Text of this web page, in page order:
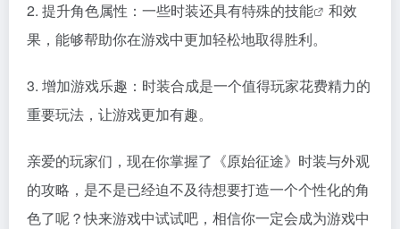
2. 提升角色属性：一些时装还具有特殊的技能
和效
果，能够帮助你在游戏中更加轻松地取得胜利。
3. 增加游戏乐趣：时装合成是一个值得玩家花费精力的
重要玩法，让游戏更加有趣。
亲爱的玩家们，现在你掌握了《原始征途》时装与外观
的攻略，是不是已经迫不及待想要打造一个个性化的角
色了呢？快来游戏中试试吧，相信你一定会成为游戏中